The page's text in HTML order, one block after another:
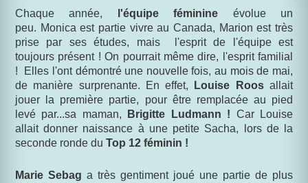
Chaque année, l'équipe féminine évolue un
peu. Monica est partie vivre au Canada, Marion est très
prise par ses études, mais l'esprit de l'équipe est
toujours présent ! On pourrait même dire, l'esprit familial
! Elles l'ont démontré une nouvelle fois, au mois de mai,
de manière surprenante. En effet,
Louise Roosallait
jouer la première partie, pour être remplacée au pied
levé par...sa maman,
Brigitte Ludmann ! Car Louise
allait donner naissance à une petite Sacha, lors de la
seconde ronde du Top 12 féminin !
Marie Sebag a très gentiment joué une partie de plus